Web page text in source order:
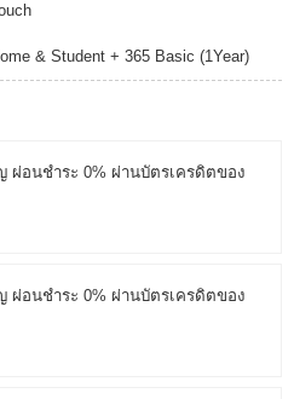
& Student + 365 Basic (1Year)
ผ่อนชำระ 0% ผ่านบัตรเครดิตของ
ผ่อนชำระ 0% ผ่านบัตรเครดิตของ